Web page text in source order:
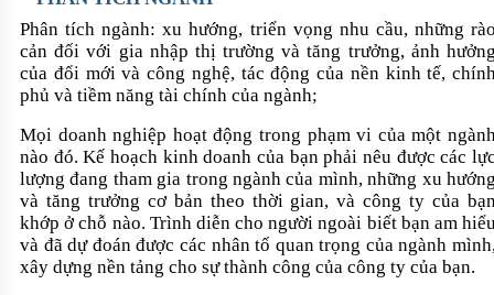
Phân tích ngành: xu hướng, triển vọng nhu cầu, những
cản đối với gia nhập thị trường và tăng trưởng, ảnh
của đổi mới và công nghệ, tác động của nền kinh tế,
phủ và tiềm năng tài chính của ngành;
Mọi doanh nghiệp hoạt động trong phạm vi của một
nào đó. Kế hoạch kinh doanh của bạn phải nêu được các
lượng đang tham gia trong ngành của mình, những xu
và tăng trưởng cơ bản theo thời gian, và công ty của
khớp ở chỗ nào. Trình diễn cho người ngoài biết bạn am
và đã dự đoán được các nhân tố quan trọng của ngành
xây dựng nền tảng cho sự thành công của công ty của bạn.